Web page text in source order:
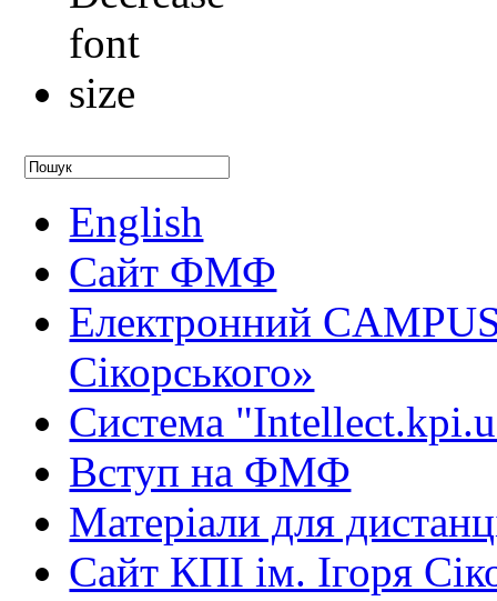
English
Сайт ФМФ
Електронний
Сікорського»
Система
Вступ на ФМФ
Матеріали для
Сайт КПІ ім. Ігоря